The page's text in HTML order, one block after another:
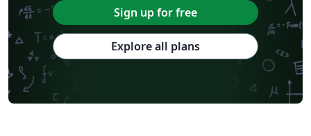
Sign up for free
Explore all plans